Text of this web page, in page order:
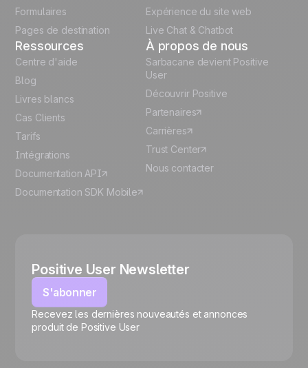
🍪
Formulaires
Pages de destination
Expérience du site web
Live Chat & Chatbot
Ressources
Centre d'aide
Blog
Livres blancs
Cas Clients
Tarifs
Intégrations
Documentation API
Documentation SDK Mobile
À propos de nous
Sarbacane devient Positive
User
Découvrir Positive
Partenaires
Carrières
Trust Center
Nous contacter
Positive User Newsletter
S'abonner
Recevez les dernières nouveautés et annonces
produit de Positive User